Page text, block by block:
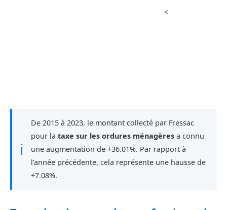
<
ℹ
De 2015 à 2023, le montant collecté par Fressac
pour la taxe sur les ordures ménagères a connu
une augmentation de +36.01%. Par rapport à
l'année précédente, cela représente une hausse de
+7.08%.